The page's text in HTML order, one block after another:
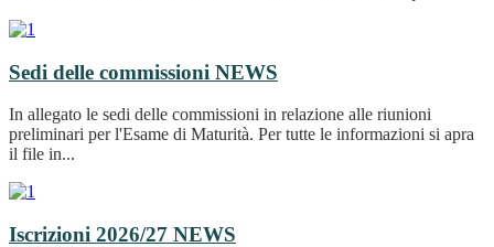
Sedi delle commissioni NEWS
In allegato le sedi delle commissioni in relazione alle riunioni
preliminari per l'Esame di Maturità. Per tutte le informazioni si apra
il file in...
Iscrizioni 2026/27 NEWS